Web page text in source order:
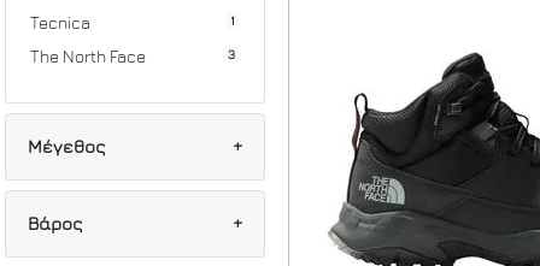
Tecnica 1
The North Face 3
Μέγεθος
37
Βάρος